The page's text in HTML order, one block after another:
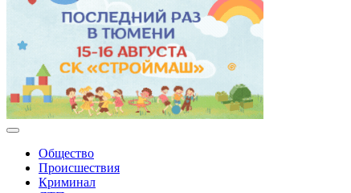
Общество
Происшествия
Криминал